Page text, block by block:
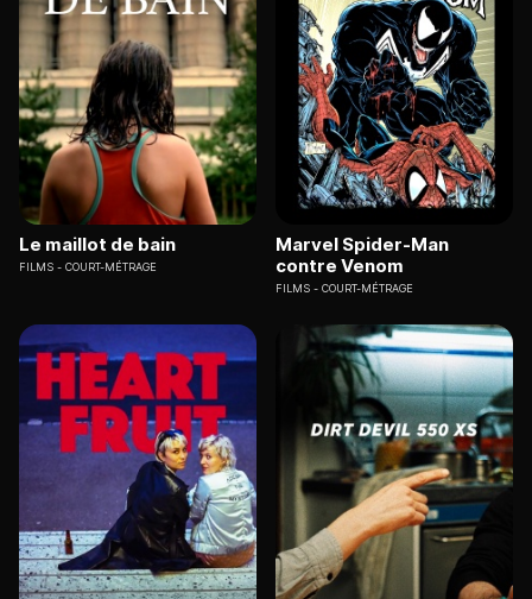
Le maillot de bain
FILMS COURT-MÉTRAGE
Marvel Spider-Man
contre Venom
FILMS COURT-MÉTRAGE